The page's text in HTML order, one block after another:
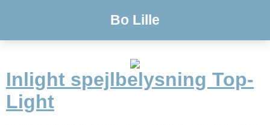
Bo Lille
Inlight spejlbelysning Top-
Light